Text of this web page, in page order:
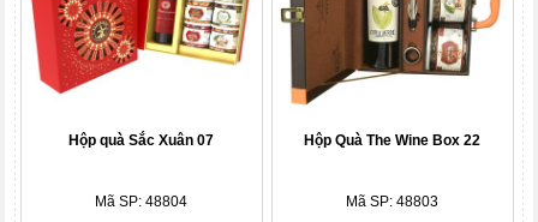
Hộp quà Sắc Xuân 07
Mã SP: 48804
Hộp Quà The Wine Box 22
Mã SP: 48803